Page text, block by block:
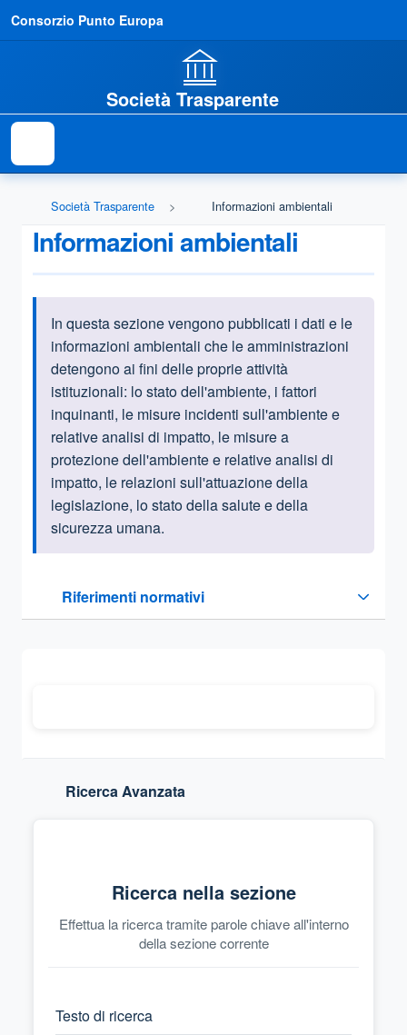
Consorzio Punto Europa
Società Trasparente
Società Trasparente Informazioni ambientali
Informazioni ambientali
Informazioni introduttive
In questa sezione vengono pubblicati i dati e le
informazioni ambientali che le amministrazioni
detengono ai fini delle proprie attività
istituzionali: lo stato dell'ambiente, i fattori
inquinanti, le misure incidenti sull'ambiente e
relative analisi di impatto, le misure a
protezione dell'ambiente e relative analisi di
impatto, le relazioni sull'attuazione della
legislazione, lo stato della salute e della
sicurezza umana.
Riferimenti normativi
Sezione compressa
Ricerca Avanzata
Ricerca nella sezione
Effettua la ricerca tramite parole chiave all'interno
della sezione corrente
Testo di ricerca